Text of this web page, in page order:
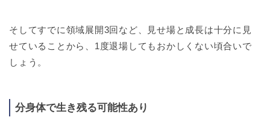
そしてすでに領域展開3回など、見せ場と成長は十分に見
せていることから、1度退場してもおかしくない頃合いで
しょう。
分身体で生き残る可能性あり